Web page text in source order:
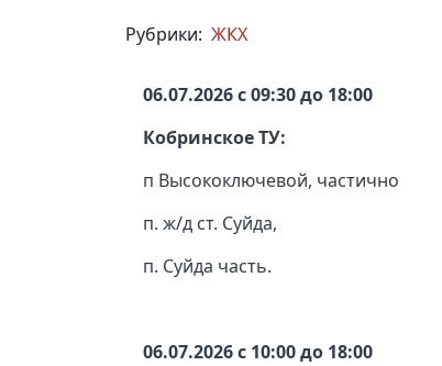
Рубрики: ЖКХ
06.07.2026 с 09:30 до 18:00
Кобринское ТУ:
п Высокоключевой, частично
п. ж/д ст. Суйда,
п. Суйда часть.
06.07.2026 с 10:00 до 18:00